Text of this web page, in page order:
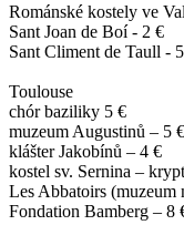
Románské kostely ve
Sant Joan de Boí - 2 €
Sant Climent de Taull -
Toulouse
chór baziliky 5 €
muzeum Augustinů – 5 €
klášter Jakobínů – 4 €
kostel sv. Sernina –
Les Abbatoirs (muzeum
Fondation Bamberg – 8